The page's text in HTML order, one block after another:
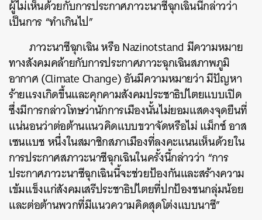
ผู้ไม่เห็นด้วยกับการประกาศภาวะนาซีฉุกเฉินนี้กล่าวว่า
เป็นการ“ทำเกินไป”
ภาวะนาซีฉุกเฉินหรือNazinotstand มีความหมาย
ทางสังคมคล้ายกับการประกาศภาวะฉุกเฉินสภาพภูมิ
อากาศ(Climate Change)อันมีความหมายว่ามีปัญหา
ร้ายแรงเกิดขึ้นและคุกคามสังคมประชาธิปไตยแบบเปิด
ซึ่งมีการกล่าวโทษว่านักการเมืองนั้นไม่ยอมแสดงจุดยืนที่
แน่นอนว่าต่อต้านแนวคิดแบบขวาจัดหรือไม่แม็กซ์อาส
เซนแบชหนึ่งในสมาชิกสภาเมืองที่ลงคะแนนเห็นด้วยใน
การประกาศสภาวะนาซีฉุกเฉินในครั้งนี้กล่าวว่า “การ
ประกาศภาวะนาซีฉุกเฉินนี้จะช่วยป้องกันและสร้างความ
เข้มแข็งแก่สังคมเสรีประชาธิปไตยที่ปกป้องชนกลุ่มน้อย
และต่อต้านพวกที่มีแนวความคิดสุดโต่งแบบนาซี”